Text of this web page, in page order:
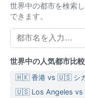
世界中の都市を検索
できます。
世界中の人気都市比
🇭🇰 香港 vs 🇺🇸 シ
🇺🇸 Los Angeles vs